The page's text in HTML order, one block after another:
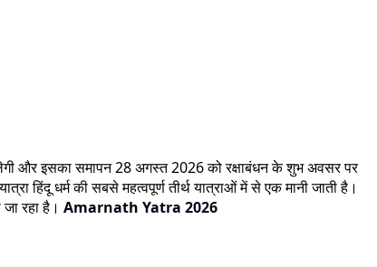
और इसका समापन 28 अगस्त 2026 को रक्षाबंधन के शुभ अवसर पर
हिंदू धर्म की सबसे महत्वपूर्ण तीर्थ यात्राओं में से एक मानी जाती है।
रहा है। Amarnath Yatra 2026